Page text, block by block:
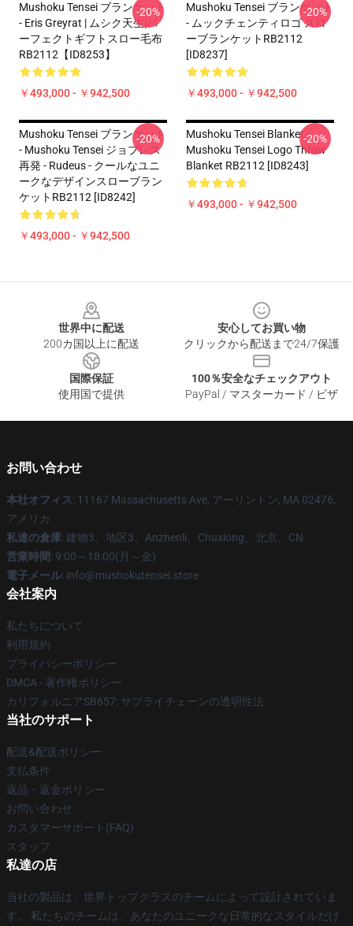
Mushoku Tensei ブランケット
- Eris Greyrat | ムシク天生|パ
ーフェクトギフトスロー毛布
RB2112【ID8253】
￥493,000 - ￥942,500
-20%
Mushoku Tensei ブランケット
- ムックチェンティロゴ スロ
ーブランケットRB2112
[ID8237]
￥493,000 - ￥942,500
-20%
Mushoku Tensei ブランケット
- Mushoku Tensei ジョブレス
再発 - Rudeus - クールなユニ
ークなデザインスローブラン
ケットRB2112 [ID8242]
￥493,000 - ￥942,500
-20%
Mushoku Tensei Blanket -
Mushoku Tensei Logo Throw
Blanket RB2112 [ID8243]
￥493,000 - ￥942,500
-20%
世界中に配送
200カ国以上に配送
安心してお買い物
クリックから配送まで24/7保護
国際保証
使用国で提供
100％安全なチェックアウト
PayPal / マスターカード / ビザ
お問い合わせ
本社オフィス: 11167 Massachusetts Ave, アーリントン, MA 02476,
アメリカ
私達の倉庫: 建物3、地区3、Anzhenli、Chuxiong、北京、CN
営業時間: 9:00～18:00(月～金)
電子メール: info@mushokutensei.store
会社案内
私たちについて
利用規約
プライバシーポリシー
DMCA - 著作権ポリシー
カリフォルニアSB657: サプライチェーンの透明性法
当社のサポート
配送&配送ポリシー
支払条件
返品・返金ポリシー
お問い合わせ
カスタマーサポート(FAQ)
スタッフ
私達の店
当社の製品は、世界トップクラスのチームによって設計されていま
す。 私たちのチームは、あなたのユニークな日常的なスタイルだけ